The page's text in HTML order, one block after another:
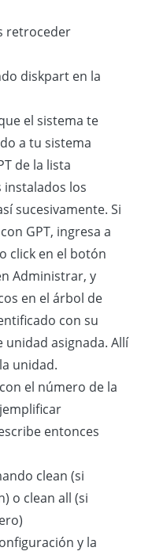
retroceder
diskpart en la
el sistema te
a tu sistema
de la lista
instalados los
sucesivamente. Si
GPT, ingresa a
click en el botón
Administrar, y
en el árbol de
con su
asignada. Allí
unidad.
el número de la
entonces
clean (si
o clean all (si
y la